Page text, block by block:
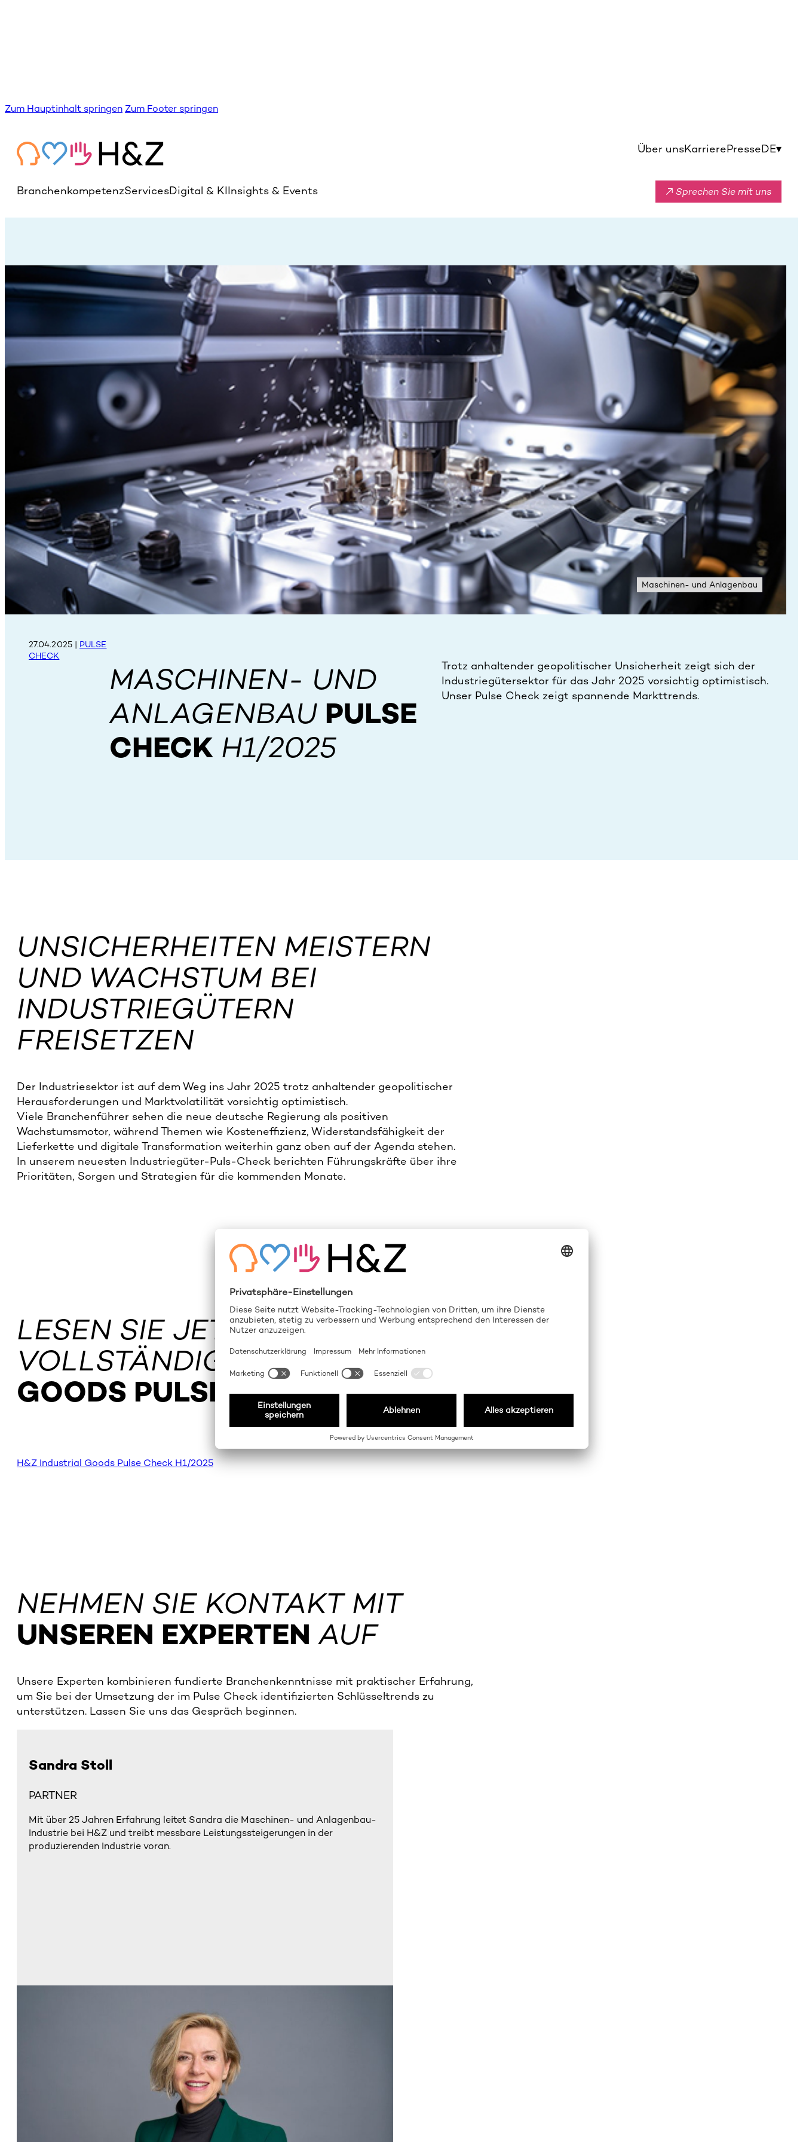
Zum Hauptinhalt springen Zum Footer springen
Über unsKarrierePresseDE▾
BranchenkompetenzServicesDigital & KIInsights & Events ↗ Sprechen Sie mit uns
Maschinen- und Anlagenbau
27.04.2025| PULSE
CHECK
MASCHINEN- UND
ANLAGENBAU PULSE
CHECKH1/2025
Trotz anhaltender geopolitischer Unsicherheit zeigt sich der
Industriegütersektor für das Jahr 2025 vorsichtig optimistisch.
Unser Pulse Check zeigt spannende Markttrends.
UNSICHERHEITEN MEISTERN
UND WACHSTUM BEI
INDUSTRIEGÜTERN
FREISETZEN
Der Industriesektor ist auf dem Weg ins Jahr 2025 trotz anhaltender geopolitischer
Herausforderungen und Marktvolatilität vorsichtig optimistisch.
Viele Branchenführer sehen die neue deutsche Regierung als positiven
Wachstumsmotor, während Themen wie Kosteneffizienz, Widerstandsfähigkeit der
Lieferkette und digitale Transformation weiterhin ganz oben auf der Agenda stehen.
In unserem neuesten Industriegüter-Puls-Check berichten Führungskräfte über ihre
Prioritäten, Sorgen und Strategien für die kommenden Monate.
LESEN SIE JETZT DEN
VOLLSTÄNDIGENINDUSTRIAL
GOODS PULSE CHECK H1/2025
H&Z Industrial Goods Pulse Check H1/2025
NEHMEN SIE KONTAKT MIT
UNSEREN EXPERTEN AUF
Unsere Experten kombinieren fundierte Branchenkenntnisse mit praktischer Erfahrung,
um Sie bei der Umsetzung der im Pulse Check identifizierten Schlüsseltrends zu
unterstützen. Lassen Sie uns das Gespräch beginnen.
Sandra Stoll
PARTNER
Mit über 25 Jahren Erfahrung leitet Sandra die Maschinen- und Anlagenbau-
Industrie bei H&Z und treibt messbare Leistungssteigerungen in der
produzierenden Industrie voran.